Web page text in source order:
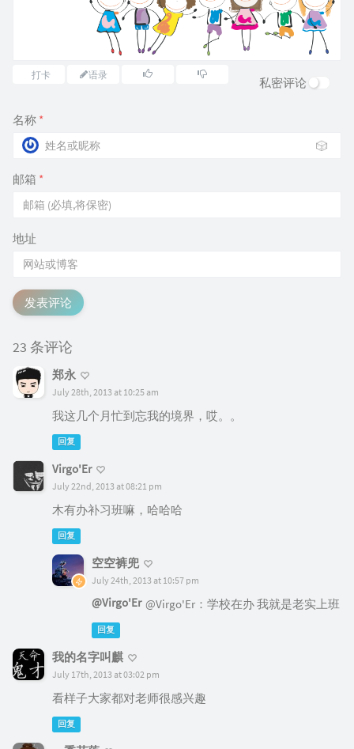
打卡 语录
私密评论
名称 *
🎲
邮箱 *
地址
发表评论
23 条评论
郑永
July 28th, 2013 at 10:25 am
我这几个月忙到忘我的境界，哎。。
回复
Virgo'Er
July 22nd, 2013 at 08:21 pm
木有办补习班嘛，哈哈哈
回复
空空裤兜
July 24th, 2013 at 10:57 pm
@Virgo'Er @Virgo'Er：学校在办 我就是老实上班
回复
我的名字叫麒
July 17th, 2013 at 03:02 pm
看样子大家都对老师很感兴趣
回复